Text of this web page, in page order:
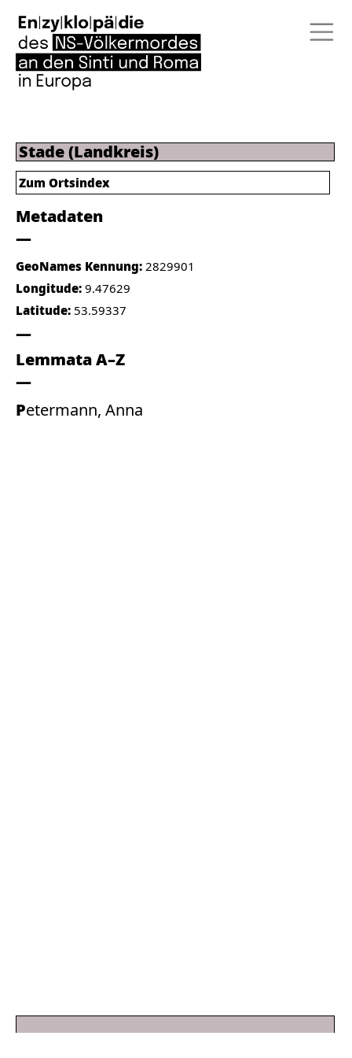
Stade (Landkreis)
Metadaten
GeoNames Kennung: 2829901
Longitude: 9.47629
Latitude: 53.59337
Lemmata A–Z
Petermann, Anna
Zum Ortsindex